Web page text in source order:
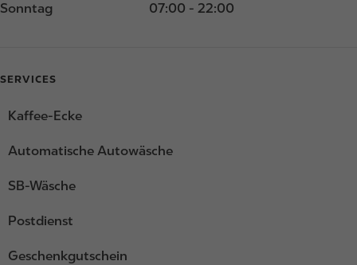
Sonntag
07:00 - 22:00
SERVICES
Kaffee-Ecke
Automatische Autowäsche
SB-Wäsche
Postdienst
Geschenkgutschein